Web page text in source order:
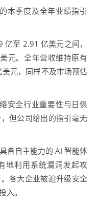
季度及全年业绩指引
至 2.91 亿美元之间，
元。全年营收维持原有
元，同样不及市场预估
全行业重要性与日俱
但公司给出的指引毫无
自主能力的 AI 智能体
地利用系统漏洞发起攻
各大企业被迫升级安全
入。